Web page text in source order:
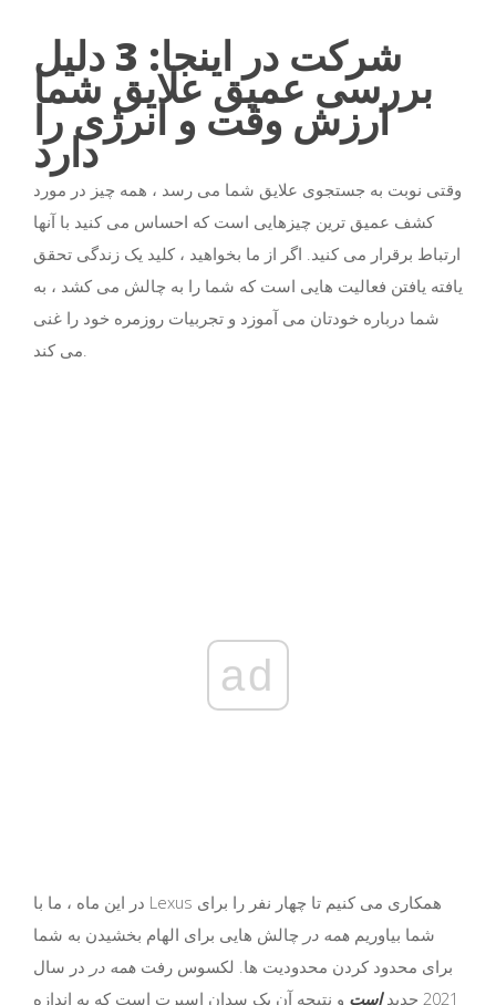
شرکت در اینجا: 3 دلیل
بررسی عمیق علایق شما
ارزش وقت و انرژی را
دارد
وقتی نوبت به جستجوی علایق شما می رسد ، همه چیز در مورد
کشف عمیق ترین چیزهایی است که احساس می کنید با آنها
ارتباط برقرار می کنید. اگر از ما بخواهید ، کلید یک زندگی تحقق
یافته یافتن فعالیت هایی است که شما را به چالش می کشد ، به
شما درباره خودتان می آموزد و تجربیات روزمره خود را غنی
ad
در این ماه ، ما با Lexus همکاری می کنیم تا چهار نفر را برای
شما بیاوریم همه در چالش هایی برای الهام بخشیدن به شما
برای محدود کردن محدودیت ها. لکسوس رفت همه در در سال
2021 جدید
است و نتیجه آن یک سدان اسپرت است که به اندازه